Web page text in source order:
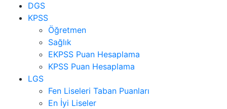
DGS
KPSS
Öğretmen
Sağlık
EKPSS Puan Hesaplama
KPSS Puan Hesaplama
LGS
Fen Liseleri Taban Puanları
En İyi Liseler